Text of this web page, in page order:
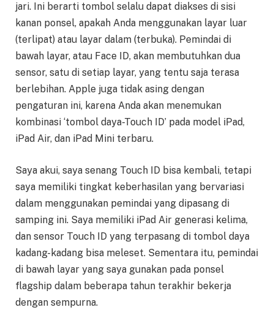
jari. Ini berarti tombol selalu dapat diakses di sisi
kanan ponsel, apakah Anda menggunakan layar luar
(terlipat) atau layar dalam (terbuka). Pemindai di
bawah layar, atau Face ID, akan membutuhkan dua
sensor, satu di setiap layar, yang tentu saja terasa
berlebihan. Apple juga tidak asing dengan
pengaturan ini, karena Anda akan menemukan
kombinasi ‘tombol daya-Touch ID’ pada model iPad,
iPad Air, dan iPad Mini terbaru.
Saya akui, saya senang Touch ID bisa kembali, tetapi
saya memiliki tingkat keberhasilan yang bervariasi
dalam menggunakan pemindai yang dipasang di
samping ini. Saya memiliki iPad Air generasi kelima,
dan sensor Touch ID yang terpasang di tombol daya
kadang-kadang bisa meleset. Sementara itu, pemindai
di bawah layar yang saya gunakan pada ponsel
flagship dalam beberapa tahun terakhir bekerja
dengan sempurna.